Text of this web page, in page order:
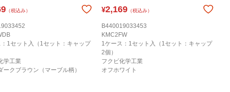
（税込み）
1セット入（1セット：キャップ
学工業
ークブラウン（マーブル柄）
¥2,169 （税込み）
B440019033453
KMC2FW
1ケース：1セット入（1セット：キャップ
2個）
フクビ化学工業
オフホワイト